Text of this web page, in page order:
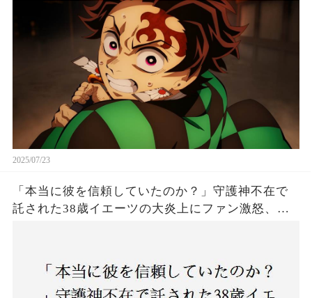
2025/07/23
「本当に彼を信頼していたのか？」守護神不在で
託された38歳イエーツの大炎上にファン激怒、ド